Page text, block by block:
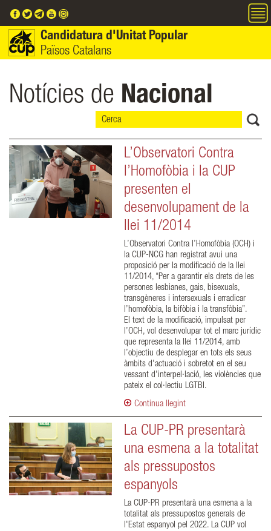
Candidatura d'Unitat Popular
Països Catalans
Notícies de Nacional
L’Observatori Contra
l’Homofòbia i la CUP
presenten el
desenvolupament de la
llei 11/2014
L’Observatori Contra l’Homofòbia (OCH) i
la CUP-NCG han registrat avui una
proposició per la modificació de la llei
11/2014, “Per a garantir els drets de les
persones lesbianes, gais, bisexuals,
transgèneres i intersexuals i erradicar
l’homofòbia, la bifòbia i la transfòbia”.
El text de la modificació, impulsat per
l’OCH, vol desenvolupar tot el marc jurídic
que representa la llei 11/2014, amb
l’objectiu de desplegar en tots els seus
àmbits d'actuació i sobretot en el seu
vessant d'interpel·lació, les violències que
pateix el col·lectiu LGTBI.
Continua llegint
La CUP-PR presentarà
una esmena a la totalitat
als pressupostos
espanyols
La CUP-PR presentarà una esmena a la
totalitat als pressupostos generals de
l'Estat espanyol pel 2022. La CUP vol